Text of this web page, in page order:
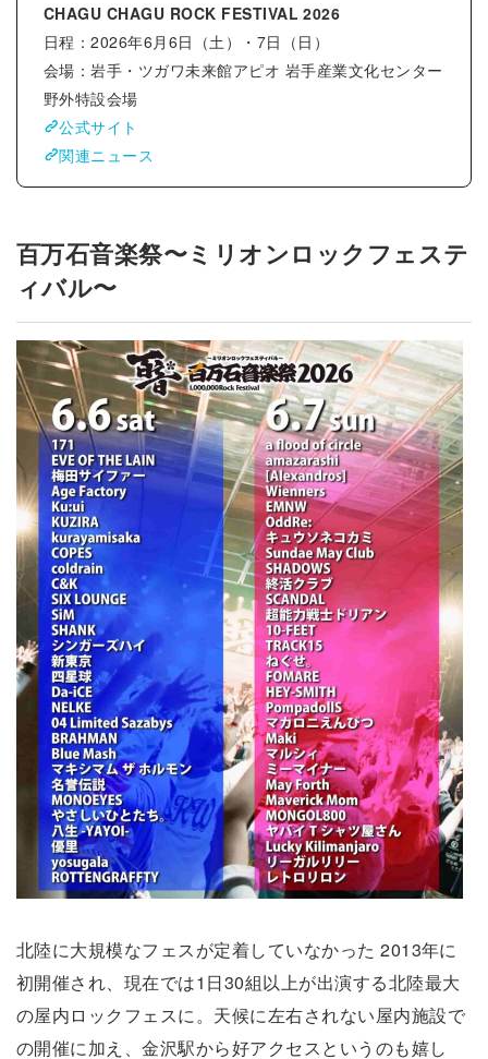
CHAGU CHAGU ROCK FESTIVAL 2026
日程：2026年6月6日（土）・7日（日）
会場：岩手・ツガワ未来館アピオ 岩手産業文化センター
野外特設会場
公式サイト
関連ニュース
百万⽯⾳楽祭〜ミリオンロックフェステ
ィバル〜
北陸に大規模なフェスが定着していなかった 2013年に
初開催され、現在では1日30組以上が出演する北陸最大
の屋内ロックフェスに。天候に左右されない屋内施設で
の開催に加え、金沢駅から好アクセスというのも嬉し